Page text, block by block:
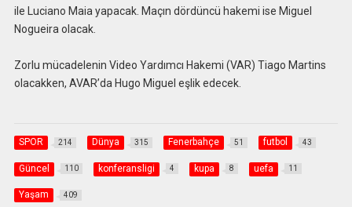
ile Luciano Maia yapacak. Maçın dördüncü hakemi ise Miguel
Nogueira olacak.
Zorlu mücadelenin Video Yardımcı Hakemi (VAR) Tiago Martins
olacakken, AVAR’da Hugo Miguel eşlik edecek.
SPOR 214 Dünya 315 Fenerbahçe 51 futbol 43
Güncel 110 konferansligi 4 kupa 8 uefa 11
Yaşam 409